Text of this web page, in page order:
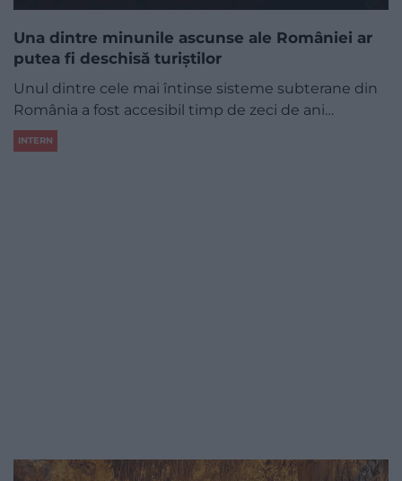
Una dintre minunile ascunse ale României ar
putea fi deschisă turiștilor
Unul dintre cele mai întinse sisteme subterane din
România a fost accesibil timp de zeci de ani…
INTERN